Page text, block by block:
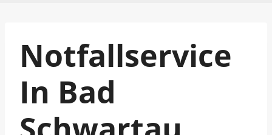
Notfallservice
In Bad